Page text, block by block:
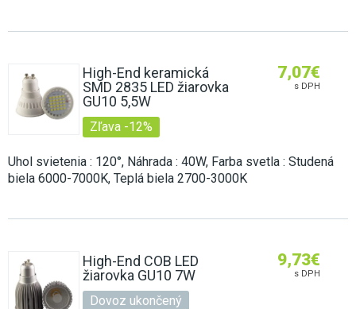
High-End keramická
SMD 2835 LED žiarovka
GU10 5,5W
Zľava -12%
7,07€
s DPH
Uhol svietenia : 120°, Náhrada : 40W, Farba svetla : Studená
biela 6000-7000K, Teplá biela 2700-3000K
High-End COB LED
žiarovka GU10 7W
Dovoz ukončený
9,73€
s DPH